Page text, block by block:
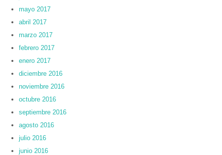
mayo 2017
abril 2017
marzo 2017
febrero 2017
enero 2017
diciembre 2016
noviembre 2016
octubre 2016
septiembre 2016
agosto 2016
julio 2016
junio 2016